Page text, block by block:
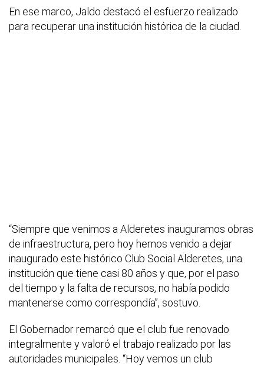
En ese marco, Jaldo destacó el esfuerzo realizado
para recuperar una institución histórica de la ciudad.
“Siempre que venimos a Alderetes inauguramos obras
de infraestructura, pero hoy hemos venido a dejar
inaugurado este histórico Club Social Alderetes, una
institución que tiene casi 80 años y que, por el paso
del tiempo y la falta de recursos, no había podido
mantenerse como correspondía”, sostuvo.
El Gobernador remarcó que el club fue renovado
integralmente y valoró el trabajo realizado por las
autoridades municipales. “Hoy vemos un club